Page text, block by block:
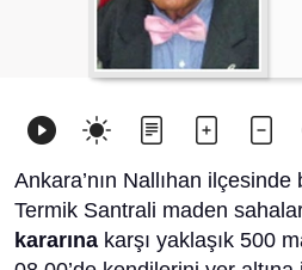
Ankara’nın Nallıhan ilçesinde
Termik Santrali maden
kararına karşı yaklaşık 500